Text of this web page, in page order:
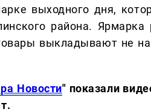
выходного дня,
района. Ярмарка
выкладывают не
Новости" показали